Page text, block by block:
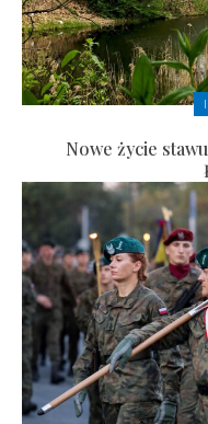
Nowe życie